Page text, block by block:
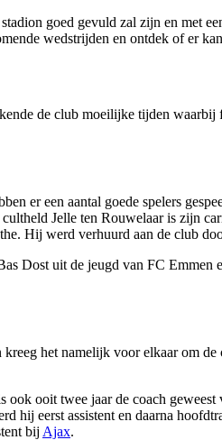
goed gevuld zal zijn en met
wedstrijden en ontdek of er
de club moeilijke tijden
er een aantal goede spelers
Jelle ten Rouwelaar is zijn
Hij werd verhuurd aan de club
Dost uit de jeugd van FC
het namelijk voor elkaar om
ooit twee jaar de coach
hij eerst assistent en daarna
bij Ajax.